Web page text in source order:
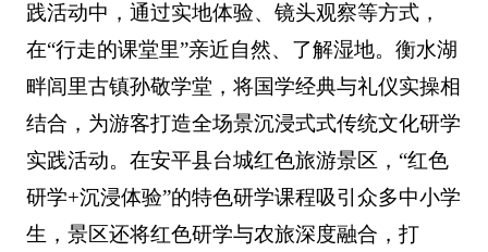
践活动中，通过实地体验、镜头观察等方式，
在“行走的课堂里”亲近自然、了解湿地。衡水湖
畔闾里古镇孙敬学堂，将国学经典与礼仪实操相
结合，为游客打造全场景沉浸式式传统文化研学
实践活动。在安平县台城红色旅游景区，“红色
研学+沉浸体验”的特色研学课程吸引众多中小学
生，景区还将红色研学与农旅深度融合，打